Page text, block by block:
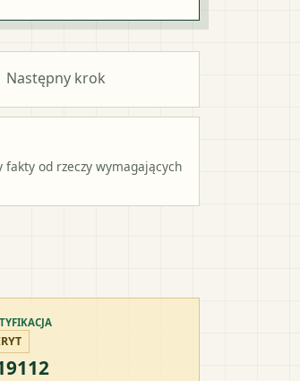
Następny krok
od rzeczy wymagających